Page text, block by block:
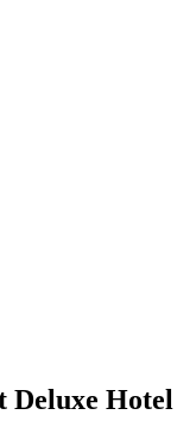
Deluxe Hotel